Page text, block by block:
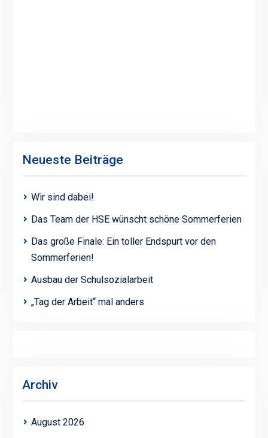
Neueste Beiträge
Wir sind dabei!
Das Team der HSE wünscht schöne Sommerferien
Das große Finale: Ein toller Endspurt vor den
Sommerferien!
Ausbau der Schulsozialarbeit
„Tag der Arbeit“ mal anders
Archiv
August 2026